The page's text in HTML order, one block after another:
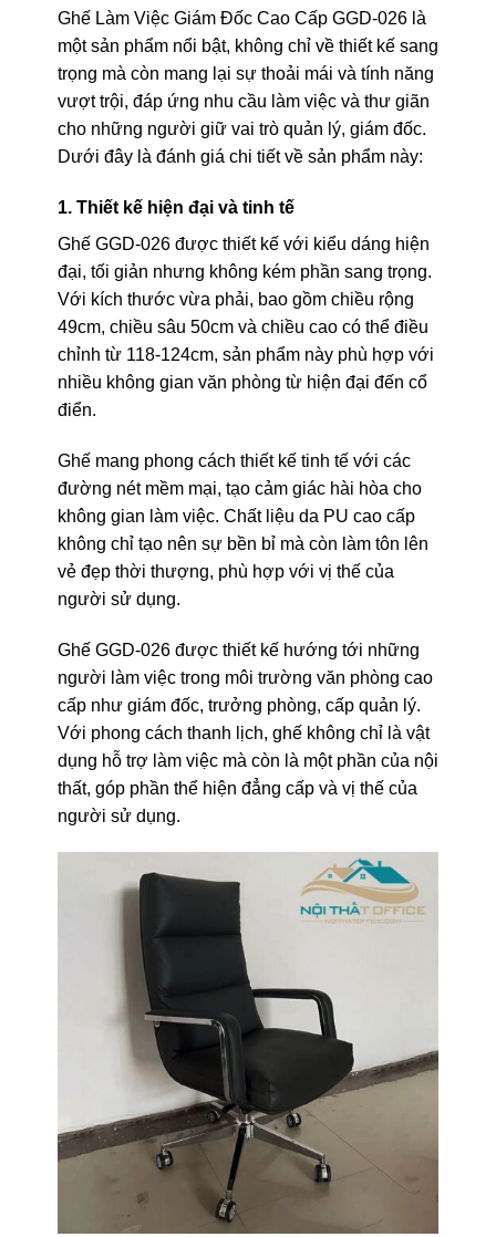
Ghế Làm Việc Giám Đốc Cao Cấp GGD-026 là
một sản phẩm nổi bật, không chỉ về thiết kế sang
trọng mà còn mang lại sự thoải mái và tính năng
vượt trội, đáp ứng nhu cầu làm việc và thư giãn
cho những người giữ vai trò quản lý, giám đốc.
Dưới đây là đánh giá chi tiết về sản phẩm này:
1. Thiết kế hiện đại và tinh tế
Ghế GGD-026 được thiết kế với kiểu dáng hiện
đại, tối giản nhưng không kém phần sang trọng.
Với kích thước vừa phải, bao gồm chiều rộng
49cm, chiều sâu 50cm và chiều cao có thể điều
chỉnh từ 118-124cm, sản phẩm này phù hợp với
nhiều không gian văn phòng từ hiện đại đến cổ
điển.
Ghế mang phong cách thiết kế tinh tế với các
đường nét mềm mại, tạo cảm giác hài hòa cho
không gian làm việc. Chất liệu da PU cao cấp
không chỉ tạo nên sự bền bỉ mà còn làm tôn lên
vẻ đẹp thời thượng, phù hợp với vị thế của
người sử dụng.
Ghế GGD-026 được thiết kế hướng tới những
người làm việc trong môi trường văn phòng cao
cấp như giám đốc, trưởng phòng, cấp quản lý.
Với phong cách thanh lịch, ghế không chỉ là vật
dụng hỗ trợ làm việc mà còn là một phần của nội
thất, góp phần thể hiện đẳng cấp và vị thế của
người sử dụng.